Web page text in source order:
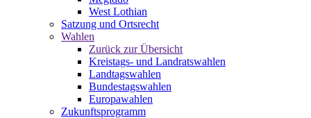
West Lothian
Satzung und Ortsrecht
Wahlen
Zurück zur Übersicht
Kreistags- und Landratswahlen
Landtagswahlen
Bundestagswahlen
Europawahlen
Zukunftsprogramm